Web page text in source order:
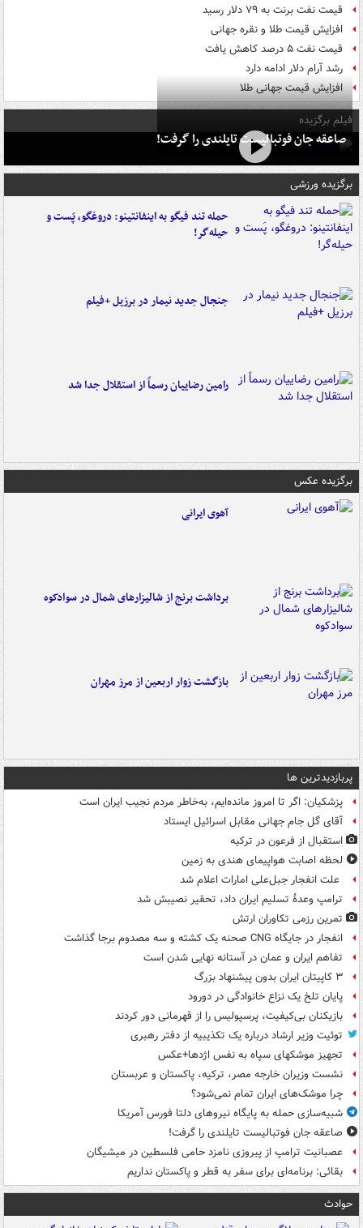
قیمت نفت برنت به ۷۹ دلار رسید
افزایش قیمت طلا و نقره جهانی
قیمت نفت ۵ درصد کاهش یافت
رشد آرام دلار ادامه دارد
افزایش قیمت جهانی طلا
فیلم برگزیده
صاعقه جان فوتبالیست تایلندی را گرفت!
برگزیده ورزشی
حمله تند فیگو به اینفانتینو: دروغگو، پَست‌ و
حیله‌گر!
جنجال جدید نیمار در برزیل +فیلم
رامین رضاییان رسماً از استقلال جدا شد
برگزیده عکس
آهوی ایرانی
برداشت برنج از شالیزارهای شمال در سوادکوه
بازگشت زوار اربعین از مرز مهران
پربازدیدترین ها
پزشکیان: اگر تا امروز مانده‌ایم، به‌خاطر مردم نجیب ایران است
آقای گل جام جهانی مقابل اسرائیل ایستاد
استقبال از فرعون در ترکیه
لحظه اصابت هواپیمای هندی به زمین
علت انفجار جبل‌علی امارات اعلام شد
ترامپ وعدۀ تسلیم ایران داد، تحقیر نصیبش شد
تمرین رزمی تکاوران ارتش
انفجار در جایگاه CNG صحنه یک کشته و سه مصدوم برجا گذاشت
تفاهم ایران و عمان در آستانه نهایی شدن است
۳ کاپیتان ایران بدون پیشنهاد بزرگ
پایان تلخ یک نزاع خانوادگی در دورود
بازیکنان بی‌کیفیت، پرسپولیس را از قهرمانی دور کردند
توئیت وزیر ارشاد درباره یک تکذیبیه از دفتر رهبری
تجهیز موشکهای سپاه به نفس اژدها+عکس
نشست وزیران خارجه مصر، ترکیه، پاکستان و عربستان
چرا موشک‌های ایران تمام نمی‌شود؟
شبیه‌سازی حمله به پایگاه نیروهای دلتا فورس آمریکا
صاعقه جان فوتبالیست تایلندی را گرفت!
عصبانیت ترامپ از پیروزی نامزد حامی فلسطین در میشیگان
بقائی: برنامه‌ای برای سفر به قطر و پاکستان نداریم
حوادث